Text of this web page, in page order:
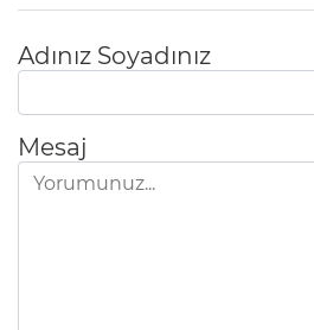
Adınız Soyadınız
Mesaj